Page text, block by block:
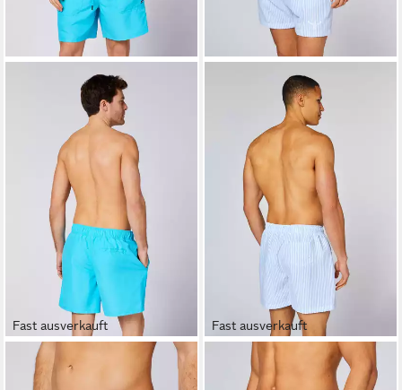
Fast ausverkauft
CHIEMSEE
Badeshorts
Fast ausverkauft
CHIEMSEE
Badeshorts